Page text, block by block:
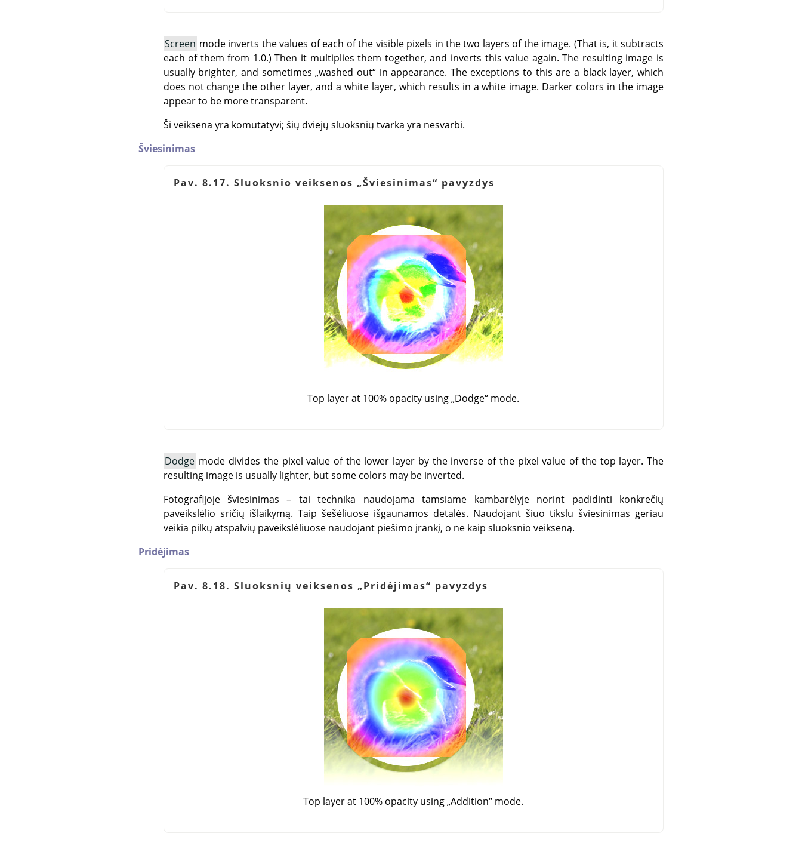
Screen mode inverts the values of each of the visible pixels in the two layers of the image. (That is, it subtracts
each of them from 1.0.) Then it multiplies them together, and inverts this value again. The resulting image is
usually brighter, and sometimes„washed out“in appearance. The exceptions to this are a black layer, which
does not change the other layer, and a white layer, which results in a white image. Darker colors in the image
appear to be more transparent.
Ši veiksena yra komutatyvi; šių dviejų sluoksnių tvarka yra nesvarbi.
Šviesinimas
Pav. 8.17. Sluoksnio veiksenos „Šviesinimas“ pavyzdys
Top layer at 100% opacity using„Dodge“ mode.
Dodge mode divides the pixel value of the lower layer by the inverse of the pixel value of the top layer. The
resulting image is usually lighter, but some colors may be inverted.
Fotografijoje šviesinimas – tai technika naudojama tamsiame kambarėlyje norint padidinti konkrečių
paveikslėlio sričių išlaikymą. Taip šešėliuose išgaunamos detalės. Naudojant šiuo tikslu šviesinimas geriau
veikia pilkų atspalvių paveikslėliuose naudojant piešimo įrankį, o ne kaip sluoksnio veikseną.
Pridėjimas
Pav. 8.18. Sluoksnių veiksenos „Pridėjimas“ pavyzdys
Top layer at 100% opacity using„Addition“ mode.